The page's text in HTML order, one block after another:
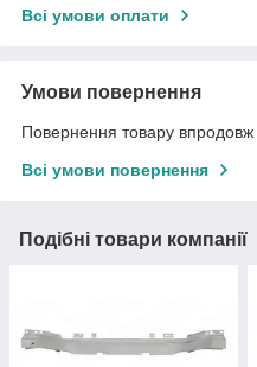
Всі умови оплати
Умови повернення
Повернення товару впродовж
Всі умови повернення
Подібні товари компанії